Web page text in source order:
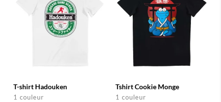
T-shirt Hadouken
1 couleur
Tshirt Cookie Monge
1 couleur